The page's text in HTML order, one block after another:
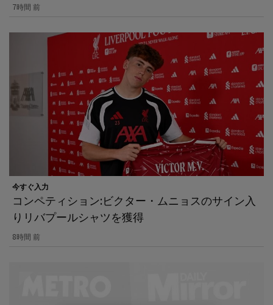
7時間 前
今すぐ入力
コンペティション:ビクター・ムニョスのサイン入
りリバプールシャツを獲得
8時間 前